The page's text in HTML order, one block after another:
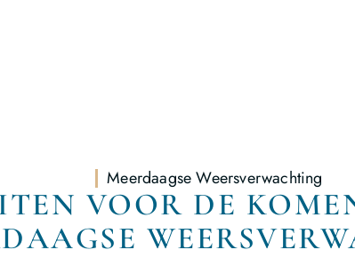
Meerdaagse Weersverwachting
VOOR DE